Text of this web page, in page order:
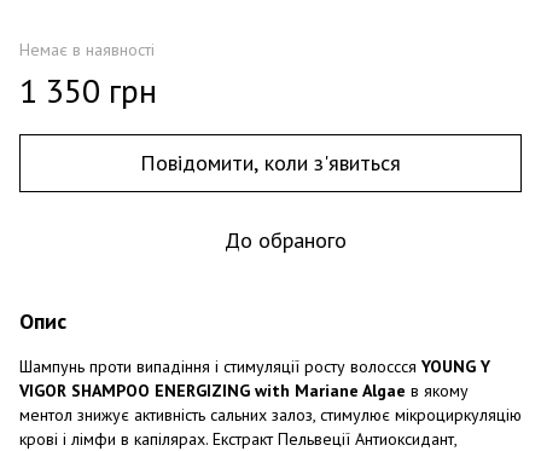
Немає в наявності
1 350 грн
Повідомити, коли з'явиться
До обраного
Опис
Шампунь проти випадіння і стимуляції росту волоссся YOUNG Y
VIGOR SHAMPOO ENERGIZING with Mariane Algae в якому
ментол знижує активність сальних залоз, стимулює мікроциркуляцію
крові і лімфи в капілярах. Екстракт Пельвеції Антиоксидант,